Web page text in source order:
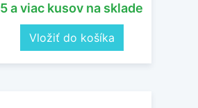
5 a viac kusov na sklade
Vložiť do košíka